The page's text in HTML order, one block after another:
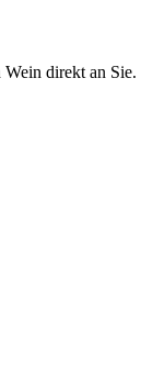
direkt an Sie.